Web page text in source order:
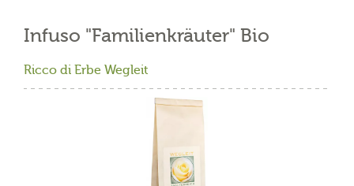
Infuso "Familienkräuter" Bio
Ricco di Erbe Wegleit